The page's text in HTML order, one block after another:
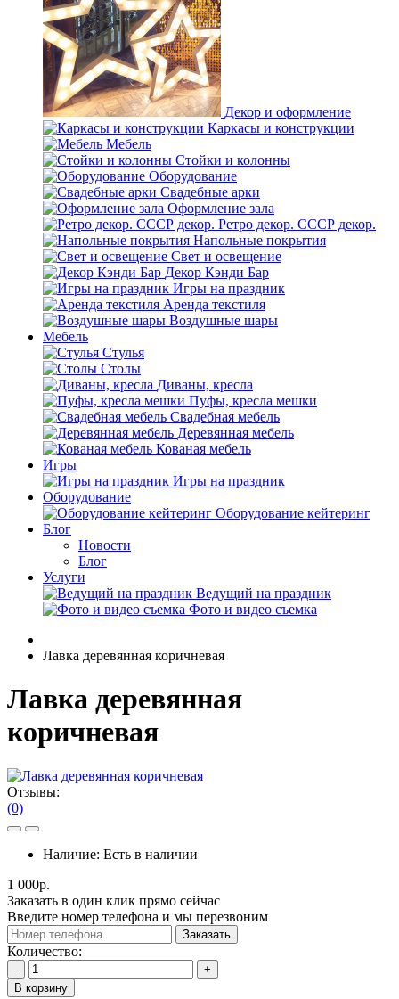
Декор и оформление
Каркасы и конструкции
Мебель
Стойки и колонны
Оборудование
Свадебные арки
Оформление зала
Ретро декор. СССР декор.
Напольные покрытия
Свет и освещение
Декор Кэнди Бар
Игры на праздник
Аренда текстиля
Воздушные шары
Мебель
Стулья
Столы
Диваны, кресла
Пуфы, кресла мешки
Свадебная мебель
Деревянная мебель
Кованая мебель
Игры
Игры на праздник
Оборудование
Оборудование кейтеринг
Блог
Новости
Блог
Услуги
Ведущий на праздник
Фото и видео съемка
Лавка деревянная коричневая
Лавка деревянная
коричневая
Отзывы:
(0)
Наличие: Есть в наличии
1 000р.
Заказать в один клик прямо сейчас
Введите номер телефона и мы перезвоним
Заказать
Количество:
-
+
В корзину